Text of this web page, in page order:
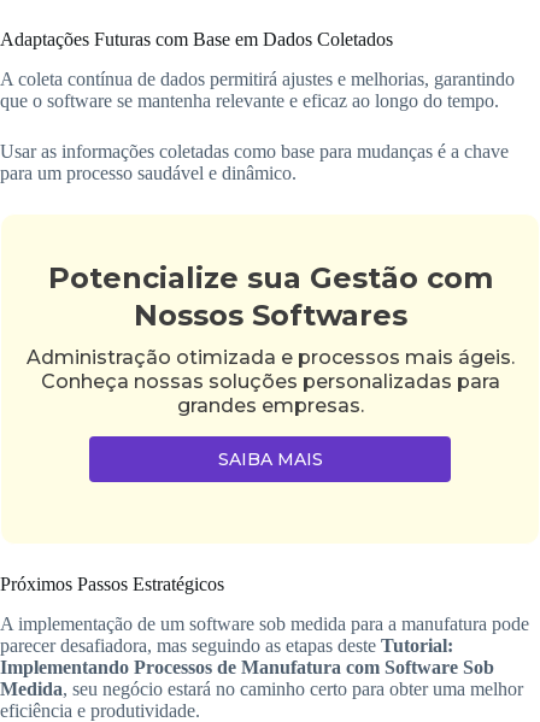
Adaptações Futuras com Base em Dados Coletados
A coleta contínua de dados permitirá ajustes e melhorias, garantindo
que o software se mantenha relevante e eficaz ao longo do tempo.
Usar as informações coletadas como base para mudanças é a chave
para um processo saudável e dinâmico.
Potencialize sua Gestão com
Nossos Softwares
Administração otimizada e processos mais ágeis.
Conheça nossas soluções personalizadas para
grandes empresas.
SAIBA MAIS
Próximos Passos Estratégicos
A implementação de um software sob medida para a manufatura pode
parecer desafiadora, mas seguindo as etapas deste Tutorial:
Implementando Processos de Manufatura com Software Sob
Medida, seu negócio estará no caminho certo para obter uma melhor
eficiência e produtividade.